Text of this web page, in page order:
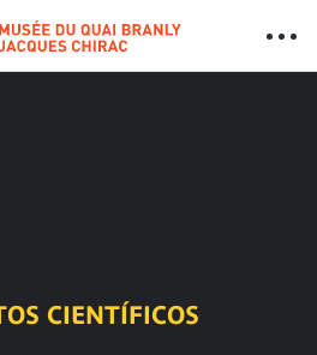
CIENTÍFICOS